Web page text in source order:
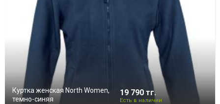
Куртка женская North Women,
темно-синяя
19 790 тг.
Есть в наличии